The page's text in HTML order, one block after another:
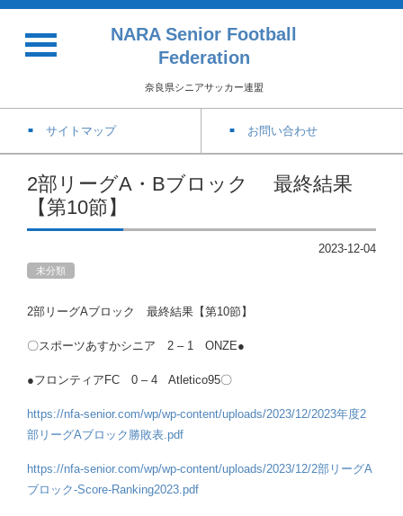
NARA Senior Football
Federation
奈良県シニアサッカー連盟
サイトマップ お問い合わせ
2部リーグA・Bブロック 最終結果
【第10節】
2023-12-04
未分類
2部リーグAブロック 最終結果【第10節】
〇スポーツあすかシニア 2 – 1 ONZE●
●フロンティアFC 0 – 4 Atletico95〇
https://nfa-senior.com/wp/wp-content/uploads/2023/12/2023年度2
部リーグAブロック勝敗表.pdf
https://nfa-senior.com/wp/wp-content/uploads/2023/12/2部リーグA
ブロック-Score-Ranking2023.pdf